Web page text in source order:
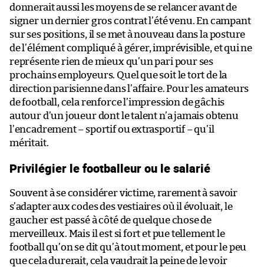
donnerait aussi les moyens de se relancer avant de
signer un dernier gros contrat l’été venu. En campant
sur ses positions, il se met à nouveau dans la posture
de l’élément compliqué à gérer, imprévisible, et qui ne
représente rien de mieux qu’un pari pour ses
prochains employeurs. Quel que soit le tort de la
direction parisienne dans l’affaire. Pour les amateurs
de football, cela renforce l’impression de gâchis
autour d’un joueur dont le talent n’a jamais obtenu
l’encadrement – sportif ou extrasportif – qu’il
méritait.
Privilégier le footballeur ou le salarié
Souvent à se considérer victime, rarement à savoir
s’adapter aux codes des vestiaires où il évoluait, le
gaucher est passé à côté de quelque chose de
merveilleux. Mais il est si fort et pue tellement le
football qu’on se dit qu’à tout moment, et pour le peu
que cela durerait, cela vaudrait la peine de le voir